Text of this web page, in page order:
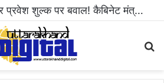
नैनीताल में टू-व्हीलर प्रवेश शुल्क पर बवाल! कैबिनेट मंत्री राम सिंह कैड़ा ने रुकवाई वसूली..